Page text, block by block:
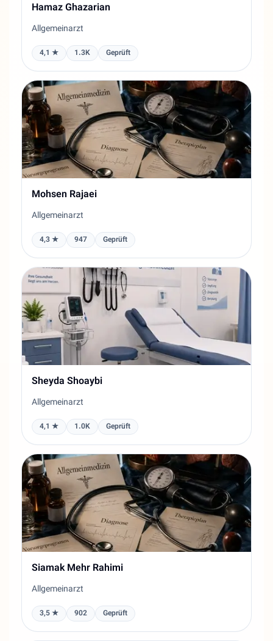
Hamaz Ghazarian
Allgemeinarzt
4,1 ★ 1.3K Geprüft
Mohsen Rajaei
Allgemeinarzt
4,3 ★ 947 Geprüft
Sheyda Shoaybi
Allgemeinarzt
4,1 ★ 1.0K Geprüft
Siamak Mehr Rahimi
Allgemeinarzt
3,5 ★ 902 Geprüft